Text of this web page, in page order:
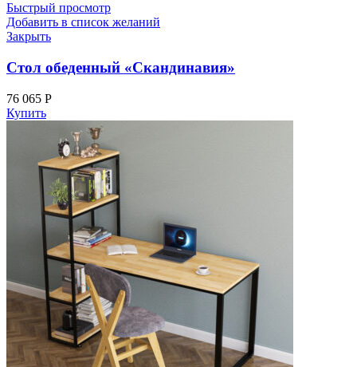
Быстрый просмотр
Добавить в список желаний
Закрыть
Стол обеденный «Скандинавия»
76 065 Р
Купить